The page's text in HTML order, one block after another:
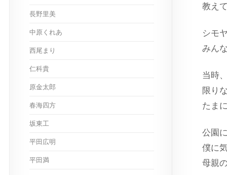
教え
シモ
みん
当時
限り
たま
公園
僕に
母親
長野里美
中原くれあ
西尾まり
仁科貴
原金太郎
春海四方
坂東工
平田広明
平田満